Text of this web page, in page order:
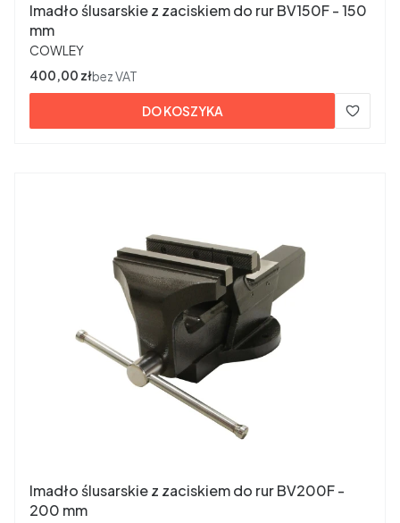
Imadło ślusarskie z zaciskiem do rur BV150F - 150
mm
PRODUCENT
COWLEY
Cena
400,00 złbez VAT
DO KOSZYKA
Imadło ślusarskie z zaciskiem do rur BV200F -
200 mm